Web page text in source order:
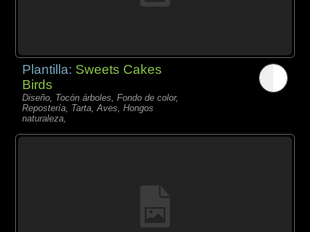
Plantilla: Sweets Cakes
Birds
Diseño, Tocón árboles, Fondo de color,
Repostería, Tarta, Aves, Hongos
naturaleza,